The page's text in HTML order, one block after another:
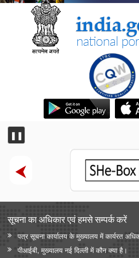
❚❚
सूचना का अधिकार एवं हमसे सम्‍पर्क करें
पत्र सूचना कार्यालय के मुख्यालय में कार्यरत
पीआईबी, मुख्यालय नई दिल्ली में कौन क्या है।